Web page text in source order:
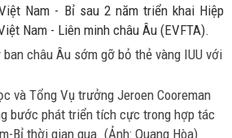
Nam - Bỉ sau 2 năm triển khai Hiệp
Nam - Liên minh châu Âu (EVFTA).
và Tổng Vụ trưởng Jeroen Cooreman
bước phát triển tích cực trong hợp tác
Bỉ thời gian qua. (Ảnh: Quang Hòa)